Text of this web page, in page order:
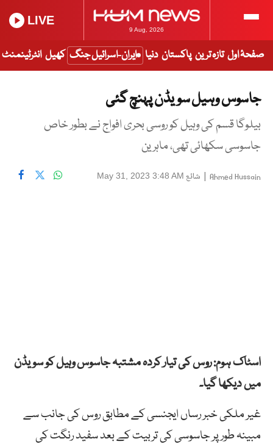
9 Aug, 2026
LIVE
صفحۂ اول تازہ ترین پاکستان دنیا ایران-اسرائیل جنگ کھیل انٹرٹینمنٹ
جاسوس وہیل سویڈن پہنچ گئی
بیلوگا قسم کی وہیل کو روسی بحری افواج نے بطور خاص
جاسوسی سکھائی تھی، ماہرین
Ahmed Hussain
| شائع May 31, 2023 3:48 AM
اسٹاک ہوم: روس کی تیار کردہ مشتبہ جاسوس وہیل کو سویڈن
میں دیکھا گیا۔
غیر ملکی خبر رساں ایجنسی کے مطابق روس کی جانب سے
مبینہ طور پر جاسوسی کی تربیت کے بعد سفید رنگت کی